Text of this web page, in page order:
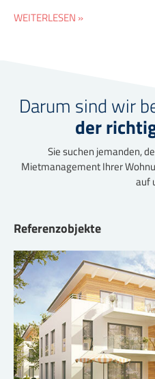
WEITERLESEN »
Darum sind wir
der
Sie suchen jemanden,
Mietmanagement Ihrer
auf
Referenzobjekte